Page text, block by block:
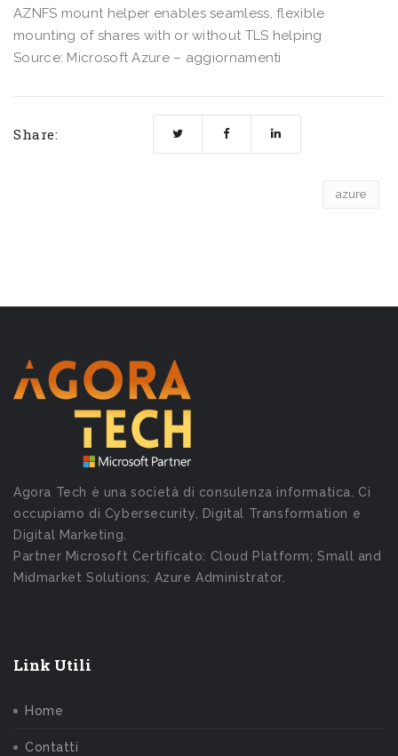
AZNFS mount helper enables seamless, flexible
mounting of shares with or without TLS helping
Source: Microsoft Azure – aggiornamenti
Share:
azure
Agora Tech è una società di consulenza informatica. Ci
occupiamo di Cybersecurity, Digital Transformation e
Digital Marketing.
Partner Microsoft Certificato: Cloud Platform; Small and
Midmarket Solutions; Azure Administrator.
Link Utili
Home
Contatti